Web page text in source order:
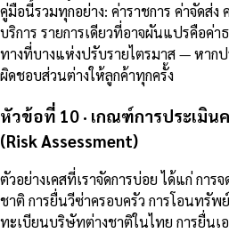
คู่มือนี้รวมทุกอย่าง: ค่าราชการ ค่าจัดส่ง
บริการ รายการเดียวที่อาจผันแปรคือค่
ทางที่บางแห่งปรับรายไตรมาส — หากป
ผิดชอบส่วนต่างให้ลูกค้าทุกครั้ง
หัวข้อที่ 10 · เกณฑ์การประเมิน
(Risk Assessment)
ตัวอย่างเคสที่เราจัดการบ่อย ได้แก่ การ
ชาติ การยื่นวีซ่าครอบครัว การโอนทรัพ
ทะเบียนบริษัทต่างชาติในไทย การยื่นเ